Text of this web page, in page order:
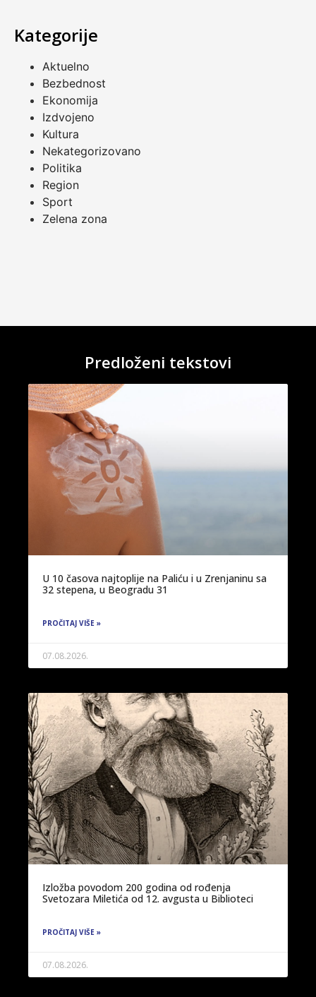
Kategorije
Aktuelno
Bezbednost
Ekonomija
Izdvojeno
Kultura
Nekategorizovano
Politika
Region
Sport
Zelena zona
Predloženi tekstovi
U 10 časova najtoplije na Paliću i u Zrenjaninu sa
32 stepena, u Beogradu 31
PROČITAJ VIŠE »
07.08.2026.
Izložba povodom 200 godina od rođenja
Svetozara Miletića od 12. avgusta u Biblioteci
PROČITAJ VIŠE »
07.08.2026.